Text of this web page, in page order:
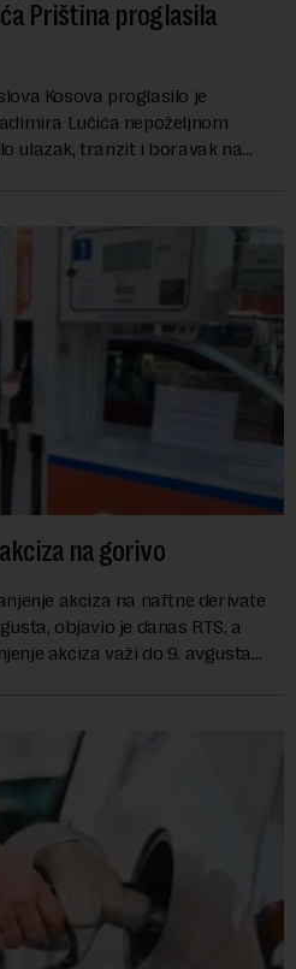
Priština proglasila
Kosova proglasilo je
Lučića nepoželjnom
ulazak, tranzit i boravak na
na gorivo
akciza na naftne derivate
objavio je danas RTS, a
akciza važi do 9. avgusta